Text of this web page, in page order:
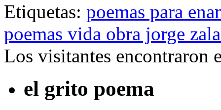
Etiquetas: poemas para
poemas vida obra jorge
Los visitantes encontraron
el grito poema